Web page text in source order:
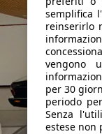
semplifica
reinserirlo
vengono
per 30
periodo
Senza
estese non